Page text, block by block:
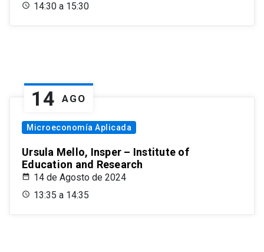
14:30 a 15:30
14 AGO
Microeconomía Aplicada
Ursula Mello, Insper – Institute of
Education and Research
14 de Agosto de 2024
13:35 a 14:35